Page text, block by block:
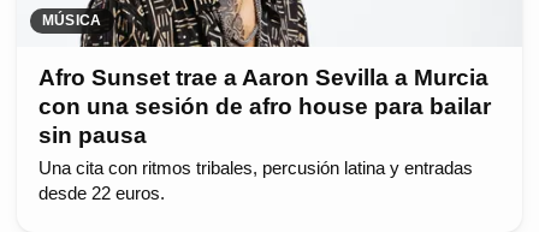
MÚSICA
Afro Sunset trae a Aaron Sevilla a Murcia
con una sesión de afro house para bailar
sin pausa
Una cita con ritmos tribales, percusión latina y entradas
desde 22 euros.